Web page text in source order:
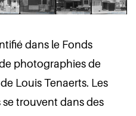
dans le Fonds
photographies de
Louis Tenaerts. Les
trouvent dans des